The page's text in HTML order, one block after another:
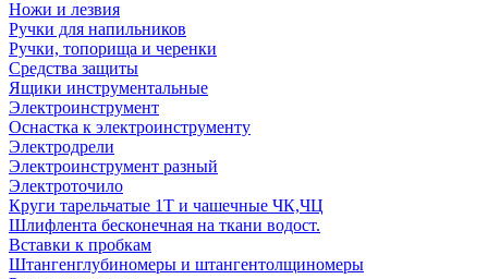
Ножи и лезвия
Ручки для напильников
Ручки, топорища и черенки
Средства защиты
Ящики инструментальные
Электроинструмент
Оснастка к электроинструменту
Электродрели
Электроинструмент разный
Электроточило
Круги тарельчатые 1Т и чашечные ЧК,ЧЦ
Шлифлента бесконечная на ткани водост.
Вставки к пробкам
Штангенглубиномеры и штангентолщиномеры